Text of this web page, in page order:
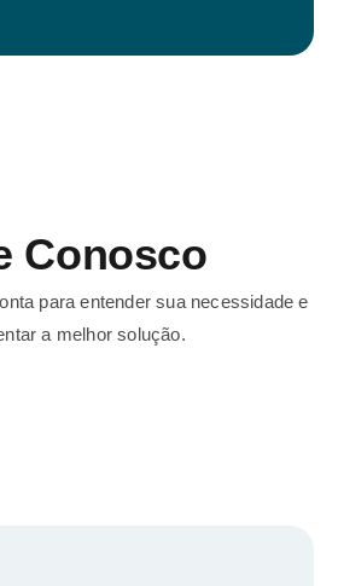
Conosco
para entender sua necessidade e
a melhor solução.